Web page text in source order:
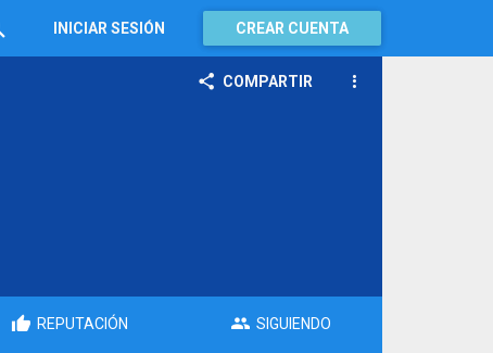
INICIAR SESIÓN CREAR CUENTA
COMPARTIR
REPUTACIÓN SIGUIENDO